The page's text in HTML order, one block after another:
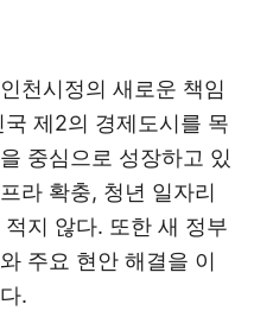
천시정의 새로운 책임
제2의 경제도시를 목
중심으로 성장하고 있
라 확충, 청년 일자리
지 않다. 또한 새 정부
주요 현안 해결을 이
.